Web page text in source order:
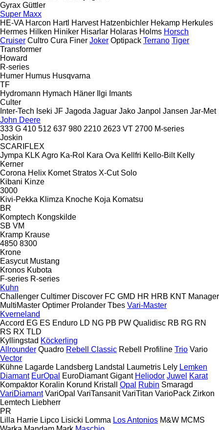
Gyrax Güttler
Super Maxx
HE-VA Harcon Hartl Harvest Hatzenbichler Hekamp Herkules
Hermes Hilken Hiniker Hisarlar Holaras Holms Horsch
Cruiser Cultro Cura Finer Joker Optipack Terrano Tiger
Transformer
Howard
R-series
Humer Humus Husqvarna
TF
Hydromann Hymach Häner Ilgi Imants
Culter
Inter-Tech Iseki JF Jagoda Jaguar Jako Janpol Jansen Jar-Met
John Deere
333 G 410 512 637 980 2210 2623 VT 2700 M-series
Joskin
SCARIFLEX
Jympa KLK Agro Ka-Rol Kara Ova Kellfri Kello-Bilt Kelly
Kerner
Corona Helix Komet Stratos X-Cut Solo
Kibani Kinze
3000
Kivi-Pekka Klimza Knoche Koja Komatsu
BR
Komptech Kongskilde
SB VM
Kramp Krause
4850 8300
Krone
Easycut Mustang
Kronos Kubota
F-series R-series
Kuhn
Challenger Cultimer Discover FC GMD HR HRB KNT Manager
MultiMaster Optimer Prolander Tbes Vari-Master
Kverneland
Accord EG ES Enduro LD NG PB PW Qualidisc RB RG RN
RS RX TLD
Kyllingstad Köckerling
Allrounder Quadro Rebell Classic Rebell Profiline Trio Vario
Vector
Kühne Lagarde Landsberg Landstal Laumetris Lely Lemken
Diamant EurOpal EuroDiamant Gigant Heliodor Juwel Karat
Kompaktor Koralin Korund Kristall Opal Rubin Smaragd
VariDiamant VariOpal VariTansanit VariTitan VarioPack Zirkon
Lemtech Liebherr
PR
Lilla Harrie Lipco Lisicki Lomma Los Antonios M&W MCMS